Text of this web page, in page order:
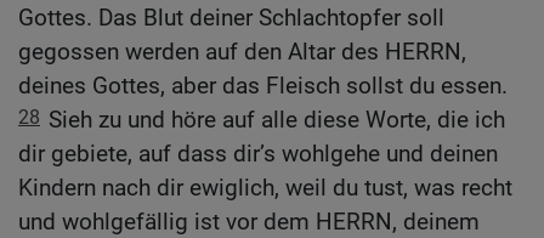
Gottes. Das Blut deiner Schlachtopfer soll
gegossen werden auf den Altar des HERRN,
deines Gottes, aber das Fleisch sollst du essen.
28 Sieh zu und höre auf alle diese Worte, die ich
dir gebiete, auf dass dir’s wohlgehe und deinen
Kindern nach dir ewiglich, weil du tust, was recht
und wohlgefällig ist vor dem HERRN, deinem